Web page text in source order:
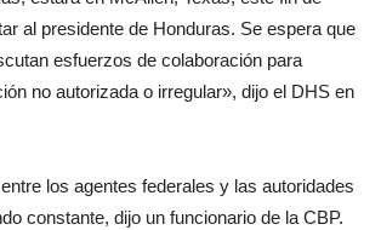
al presidente de Honduras. Se espera que
esfuerzos de colaboración para
no autorizada o irregular», dijo el DHS en
los agentes federales y las autoridades
constante, dijo un funcionario de la CBP.